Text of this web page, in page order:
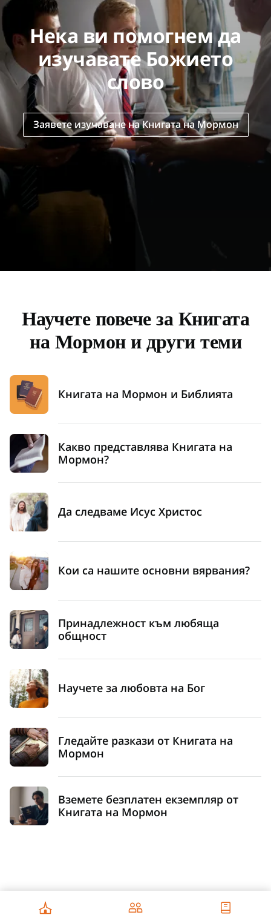
Нека ви помогнем да
изучавате Божието
слово
Заявете изучаване на Книгата на Мормон
Научете повече за Книгата
на Мормон и други теми
Книгата на Мормон и Библията
Какво представлява Книгата на
Мормон?
Да следваме Исус Христос
Кои са нашите основни вярвания?
Принадлежност към любяща
общност
Научете за любовта на Бог
Гледайте разкази от Книгата на
Мормон
Вземете безплатен екземпляр от
Книгата на Мормон
Worldwide - български